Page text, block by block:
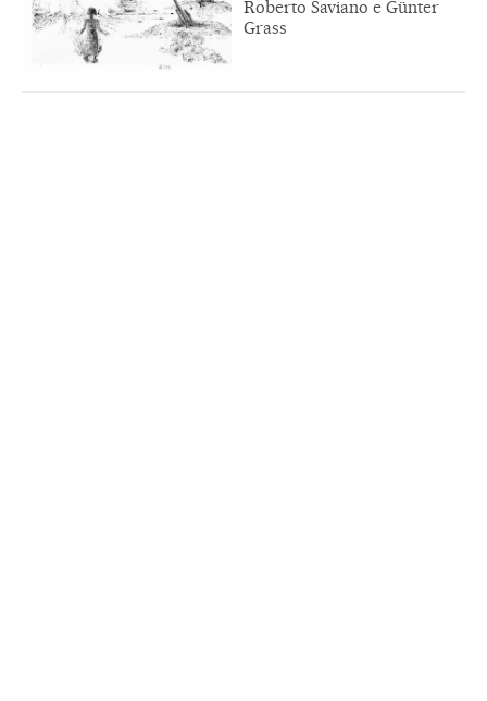
Roberto Saviano e Günter
Grass